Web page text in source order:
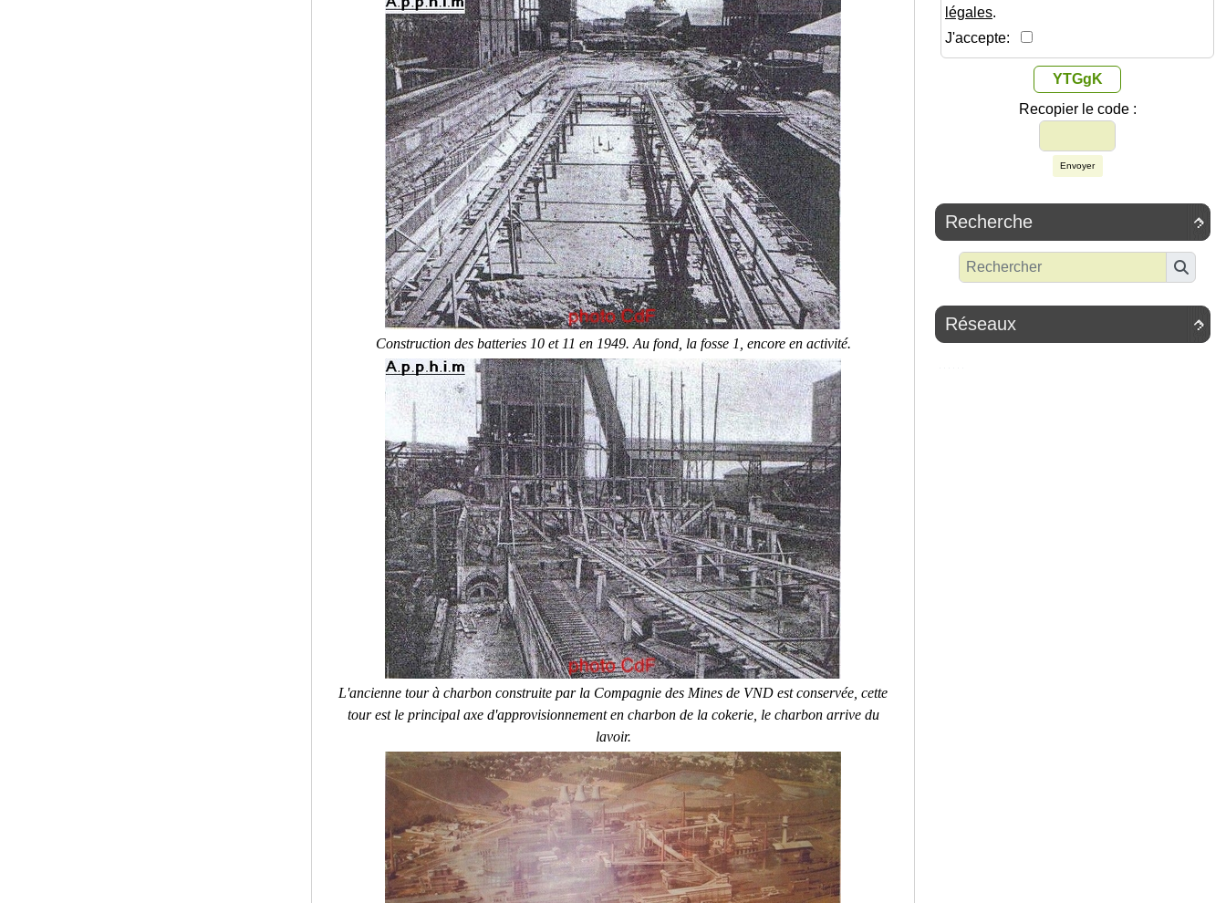
Construction des batteries 10 et 11 en 1949. Au fond, la fosse 1, encore en activité.
L'ancienne tour à charbon construite par la Compagnie des Mines de VND est conservée, cette
tour est le principal axe d'approvisionnement en charbon de la cokerie, le charbon arrive du
lavoir.
légales.
J'accepte:
YTGgK
Recopier le code :
Envoyer

Recherche

Réseaux